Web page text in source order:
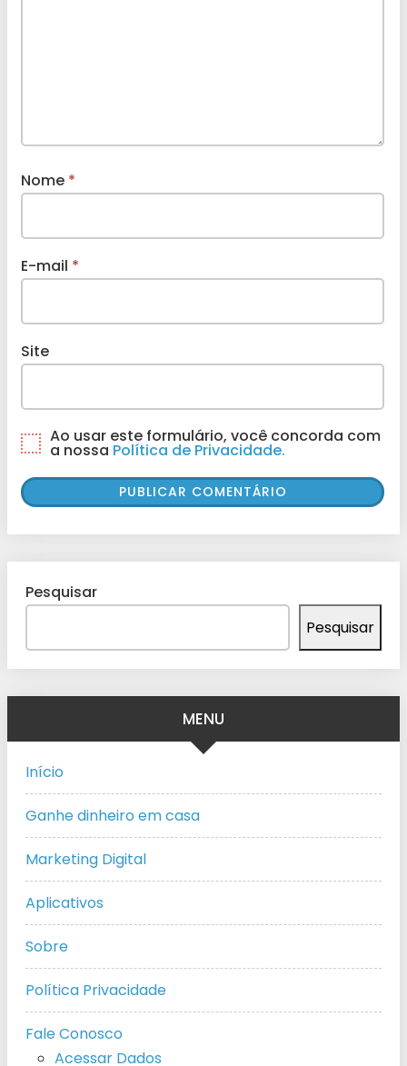
Nome *
E-mail *
Site
Ao usar este formulário, você concorda com
a nossa Política de Privacidade.
Pesquisar
Pesquisar
MENU
Início
Ganhe dinheiro em casa
Marketing Digital
Aplicativos
Sobre
Política Privacidade
Fale Conosco
Acessar Dados